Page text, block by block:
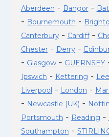
Aberdeen - Bangor-
- Bournemouth -
Canterbury- Cardiff-
Chester- Derry-
- Glasgow- GUERNSEY
Ipswich - Kettering -
Liverpool - London -
- Newcastle (UK) -
Portsmouth - Reading -
Southampton -